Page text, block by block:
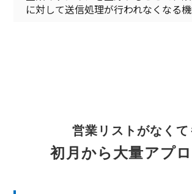
に対して送信処理が行われなくなる機
営業リストがなくて
初月から大量アプ